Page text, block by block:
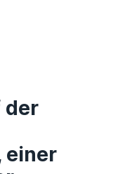
der
einer